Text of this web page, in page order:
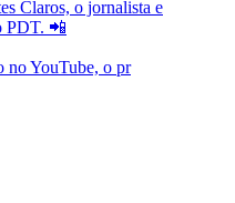
no YouTube, o pr